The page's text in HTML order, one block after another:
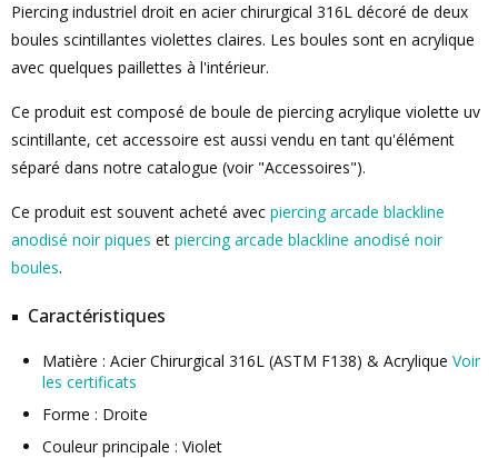
Piercing industriel droit en acier chirurgical 316L décoré de deux
boules scintillantes violettes claires. Les boules sont en acrylique
avec quelques paillettes à l'intérieur.
Ce produit est composé de boule de piercing acrylique violette uv
scintillante, cet accessoire est aussi vendu en tant qu'élément
séparé dans notre catalogue (voir "Accessoires").
Ce produit est souvent acheté avec piercing arcade blackline
anodisé noir piques et piercing arcade blackline anodisé noir
boules.
Caractéristiques
Matière : Acier Chirurgical 316L (ASTM F138) & Acrylique Voir
les certificats
Forme : Droite
Couleur principale : Violet